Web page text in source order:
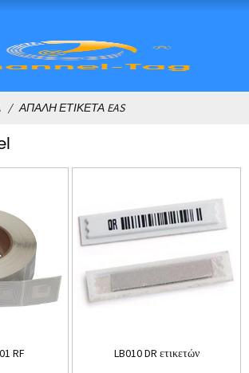
ΑΠΑΛΉ ΕΤΙΚΈΤΑ EAS
RF LB010 DR ετικετών